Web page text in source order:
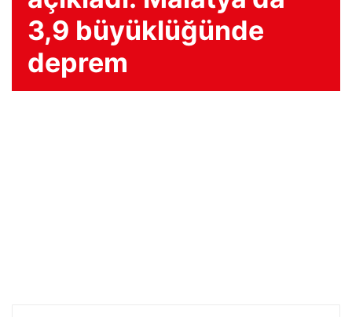
3,9 büyüklüğünde
deprem